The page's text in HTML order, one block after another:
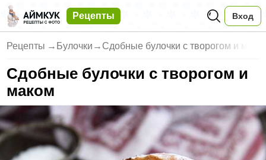
Рецепты Вход
Рецепты → Булочки → Сдобные булочки с творогом и м
Сдобные булочки с творогом и
маком